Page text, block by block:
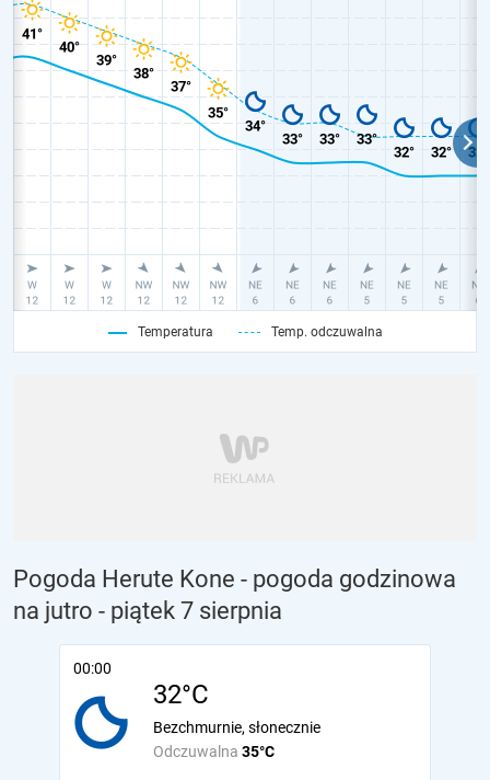
Temperatura Temp. odczuwalna
Pogoda Herute Kone - pogoda godzinowa
na jutro - piątek 7 sierpnia
00:00
32°C
Odczuwalna 35°C
Bezchmurnie, słonecznie